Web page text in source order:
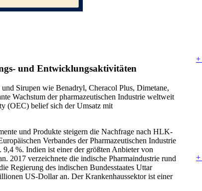
+
+
und Entwicklungsaktivitäten
Sirupen wie Benadryl, Cheracol Plus, Dimetane,
Wachstum der pharmazeutischen Industrie weltweit
(OEC) belief sich der Umsatz mit
und Produkte steigern die Nachfrage nach HLK-
Verbandes der Pharmazeutischen Industrie
%. Indien ist einer der größten Anbieter von
2017 verzeichnete die indische Pharmaindustrie rund
Regierung des indischen Bundesstaates Uttar
US-Dollar an. Der Krankenhaussektor ist einer